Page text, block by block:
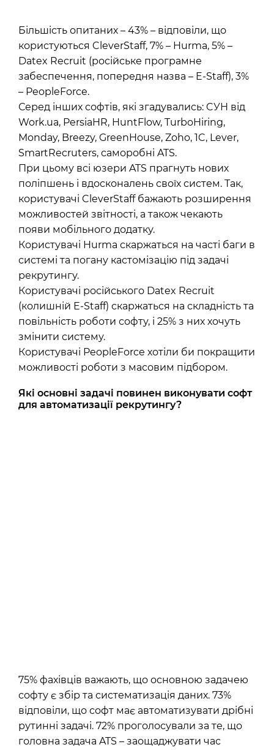
Більшість опитаних – 43% – відповіли, що
користуються CleverStaff, 7% – Hurma, 5% –
Datex Recruit (російське програмне
забеспечення, попередня назва – E-Staff), 3%
– PeopleForce.
Серед інших софтів, які згадувались: CУН від
Work.ua, PersiaHR, HuntFlow, TurboHiring,
Monday, Breezy, GreenHouse, Zoho, 1C, Lever,
SmartRecruters, саморобні ATS.
При цьому всі юзери ATS прагнуть нових
поліпшень і вдосконалень своїх систем. Так,
користувачі CleverStaff бажають розширення
можливостей звітності, а також чекають
появи мобільного додатку.
Користувачі Hurma скаржаться на часті баги в
системі та погану кастомізацію під задачі
рекрутингу.
Користувачі російського Datex Recruit
(колишній E-Staff) скаржаться на складність та
повільність роботи софту, і 25% з них хочуть
змінити систему.
Користувачі PeopleForce хотіли би покращити
можливості роботи з масовим підбором.
Які основні задачі повинен виконувати софт
для автоматизації рекрутингу?
75% фахівців важають, що основною задачею
софту є збір та систематизація даних. 73%
відповіли, що софт має автоматизувати дрібні
рутинні задачі. 72% проголосували за те, що
головна задача ATS – заощаджувати час